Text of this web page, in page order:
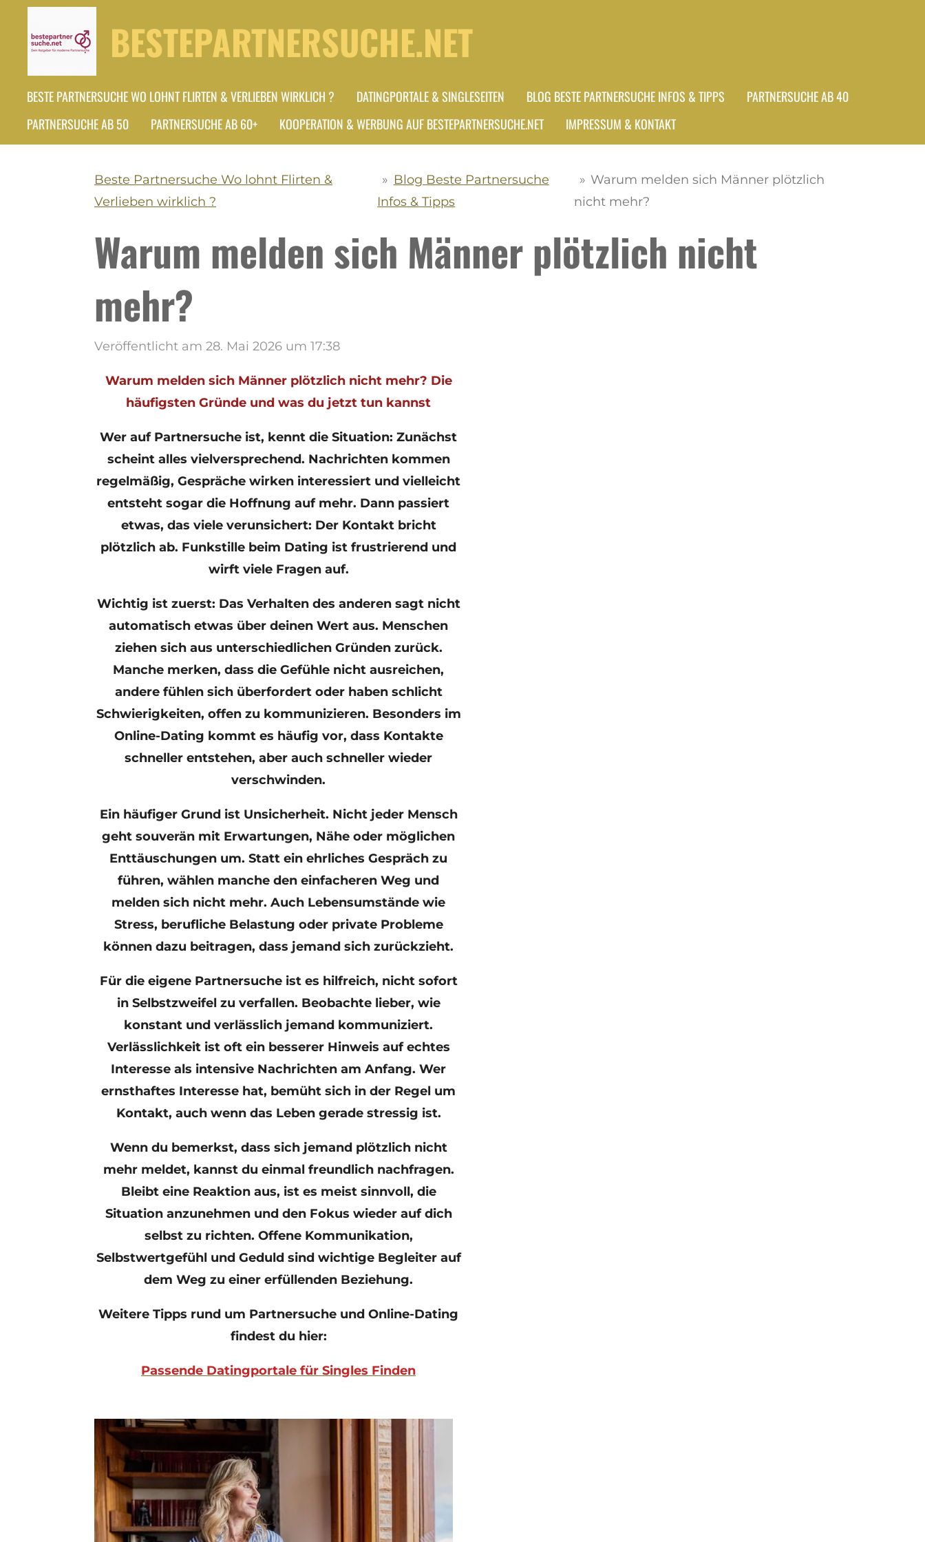
Hauptinhalt
BESTEPARTNERSUCHE.NET
BESTE PARTNERSUCHE WO LOHNT FLIRTEN & VERLIEBEN WIRKLICH ? DATINGPORTALE & SINGLESEITEN BLOG BESTE PARTNERSUCHE INFOS & TIPPS
PARTNERSUCHE AB 40
PARTNERSUCHE AB 50
PARTNERSUCHE AB 60+ KOOPERATION & WERBUNG AUF BESTEPARTNERSUCHE.NET IMPRESSUM & KONTAKT
Beste Partnersuche Wo lohnt Flirten &
Verlieben wirklich ?
» Blog Beste Partnersuche
Infos & Tipps
» Warum melden sich Männer plötzlich
nicht mehr?
Warum melden sich Männer plötzlich nicht
mehr?
Veröffentlicht am 28. Mai 2026 um 17:38
Warum melden sich Männer plötzlich nicht mehr? Die
häufigsten Gründe und was du jetzt tun kannst
Wer auf Partnersuche ist, kennt die Situation: Zunächst
scheint alles vielversprechend. Nachrichten kommen
regelmäßig, Gespräche wirken interessiert und vielleicht
entsteht sogar die Hoffnung auf mehr. Dann passiert
etwas, das viele verunsichert: Der Kontakt bricht
plötzlich ab. Funkstille beim Dating ist frustrierend und
wirft viele Fragen auf.
Wichtig ist zuerst: Das Verhalten des anderen sagt nicht
automatisch etwas über deinen Wert aus. Menschen
ziehen sich aus unterschiedlichen Gründen zurück.
Manche merken, dass die Gefühle nicht ausreichen,
andere fühlen sich überfordert oder haben schlicht
Schwierigkeiten, offen zu kommunizieren. Besonders im
Online-Dating kommt es häufig vor, dass Kontakte
schneller entstehen, aber auch schneller wieder
verschwinden.
Ein häufiger Grund ist Unsicherheit. Nicht jeder Mensch
geht souverän mit Erwartungen, Nähe oder möglichen
Enttäuschungen um. Statt ein ehrliches Gespräch zu
führen, wählen manche den einfacheren Weg und
melden sich nicht mehr. Auch Lebensumstände wie
Stress, berufliche Belastung oder private Probleme
können dazu beitragen, dass jemand sich zurückzieht.
Für die eigene Partnersuche ist es hilfreich, nicht sofort
in Selbstzweifel zu verfallen. Beobachte lieber, wie
konstant und verlässlich jemand kommuniziert.
Verlässlichkeit ist oft ein besserer Hinweis auf echtes
Interesse als intensive Nachrichten am Anfang. Wer
ernsthaftes Interesse hat, bemüht sich in der Regel um
Kontakt, auch wenn das Leben gerade stressig ist.
Wenn du bemerkst, dass sich jemand plötzlich nicht
mehr meldet, kannst du einmal freundlich nachfragen.
Bleibt eine Reaktion aus, ist es meist sinnvoll, die
Situation anzunehmen und den Fokus wieder auf dich
selbst zu richten. Offene Kommunikation,
Selbstwertgefühl und Geduld sind wichtige Begleiter auf
dem Weg zu einer erfüllenden Beziehung.
Weitere Tipps rund um Partnersuche und Online-Dating
findest du hier:
Passende Datingportale für Singles Finden